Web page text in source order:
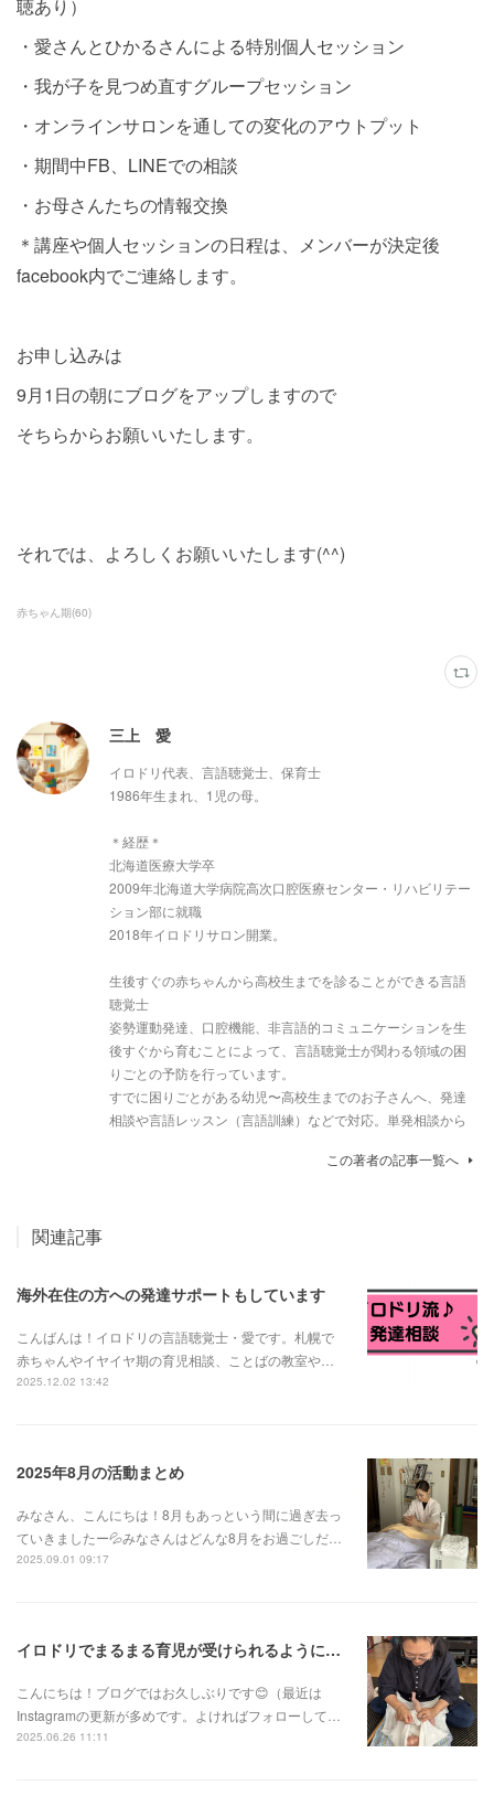
聴あり）
・愛さんとひかるさんによる特別個人セッション
・我が子を見つめ直すグループセッション
・オンラインサロンを通しての変化のアウトプット
・期間中FB、LINEでの相談
・お母さんたちの情報交換
＊講座や個人セッションの日程は、メンバーが決定後
facebook内でご連絡します。
お申し込みは
9月1日の朝にブログをアップしますので
そちらからお願いいたします。
それでは、よろしくお願いいたします(^^)
赤ちゃん期(60)
三上 愛
イロドリ代表、言語聴覚士、保育士
1986年生まれ、1児の母。
＊経歴＊
北海道医療大学卒
2009年北海道大学病院高次口腔医療センター・リハビリテー
ション部に就職
2018年イロドリサロン開業。
生後すぐの赤ちゃんから高校生までを診ることができる言語
聴覚士
姿勢運動発達、口腔機能、非言語的コミュニケーションを生
後すぐから育むことによって、言語聴覚士が関わる領域の困
りごとの予防を行っています。
すでに困りごとがある幼児〜高校生までのお子さんへ、発達
相談や言語レッスン（言語訓練）などで対応。単発相談から
この著者の記事一覧へ
関連記事
海外在住の方への発達サポートもしています
こんばんは！イロドリの言語聴覚士・愛です。札幌で
赤ちゃんやイヤイヤ期の育児相談、ことばの教室や…
2025.12.02 13:42
2025年8月の活動まとめ
みなさん、こんにちは！8月もあっという間に過ぎ去っ
ていきましたー💦みなさんはどんな8月をお過ごしだ…
2025.09.01 09:17
イロドリでまるまる育児が受けられるようになりました！
こんにちは！ブログではお久しぶりです😊（最近は
Instagramの更新が多めです。よければフォローして…
2025.06.26 11:11